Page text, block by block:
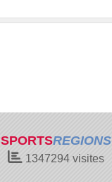
SPORTSREGIONS
1347294visites